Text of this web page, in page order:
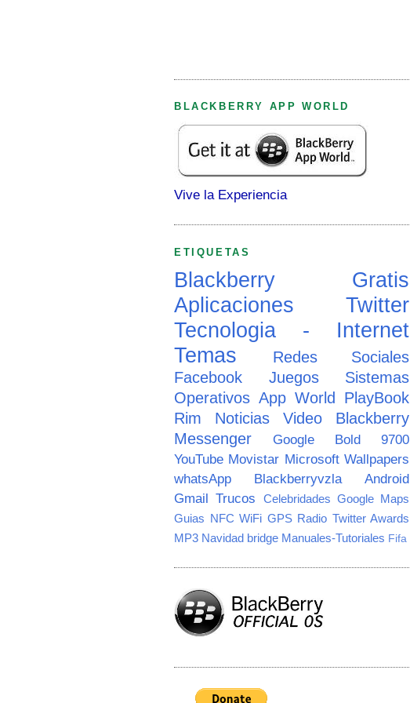
BLACKBERRY APP WORLD
Vive la Experiencia
ETIQUETAS
Blackberry
Gratis
Aplicaciones
Twitter
Tecnologia - Internet
Temas
Redes Sociales
Facebook
Juegos
Sistemas
Operativos App World PlayBook
Rim
Noticias Video
Blackberry
Messenger
Google
Bold 9700
YouTube Movistar Microsoft Wallpapers
whatsApp
Blackberryvzla
Android
Gmail Trucos Celebridades Google Maps
Guias NFC WiFi GPS Radio Twitter Awards
MP3 Navidad bridge Manuales-Tutoriales Fifa